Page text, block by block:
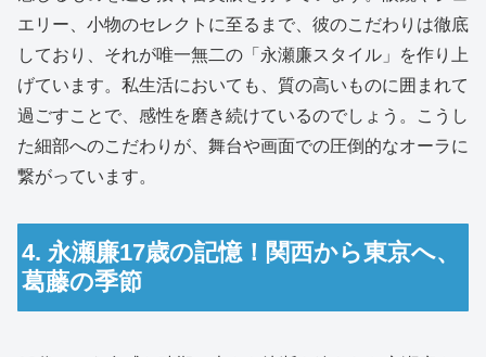
エリー、小物のセレクトに至るまで、彼のこだわりは徹底
しており、それが唯一無二の「永瀬廉スタイル」を作り上
げています。私生活においても、質の高いものに囲まれて
過ごすことで、感性を磨き続けているのでしょう。こうし
た細部へのこだわりが、舞台や画面での圧倒的なオーラに
繋がっています。
4. 永瀬廉17歳の記憶！関西から東京へ、
葛藤の季節